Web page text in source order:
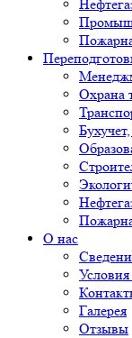
Охрана
О нас
Галерея
Отзывы